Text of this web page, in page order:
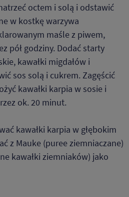
octem i solą i odstawić
w kostkę warzywa
maśle z piwem,
pół godziny. Dodać starty
kawałki migdałów i
sos solą i cukrem. Zagęścić
kawałki karpia w sosie i
ok. 20 minut.
kawałki karpia w głębokim
z Mauke (puree ziemniaczane)
kawałki ziemniaków) jako